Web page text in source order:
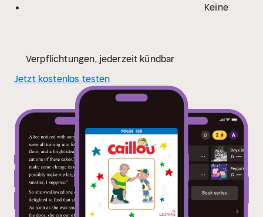
Keine
Verpflichtungen, jederzeit kündbar
Jetzt kostenlos testen